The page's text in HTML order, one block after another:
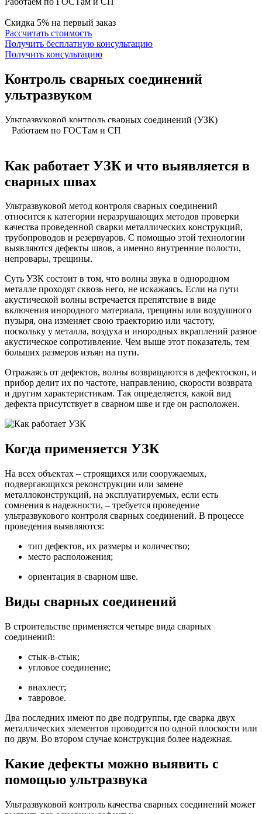
Скидка 5% на первый заказ
Рассчитать стоимость
Получить бесплатную консультацию
Получить консультацию
Контроль сварных соединений
ультразвуком
Ультразвуковой контроль сварных соединений (УЗК)
Работаем по ГОСТам и СП
Как работает УЗК и что выявляется в
сварных швах
Ультразвуковой метод контроля сварных соединений
относится к категории неразрушающих методов проверки
качества проведенной сварки металлических конструкций,
трубопроводов и резервуаров. С помощью этой технологии
выявляются дефекты швов, а именно внутренние полости,
непровары, трещины.
Суть УЗК состоит в том, что волны звука в однородном
металле проходят сквозь него, не искажаясь. Если на пути
акустической волны встречается препятствие в виде
включения инородного материала, трещины или воздушного
пузыря, она изменяет свою траекторию или частоту,
поскольку у металла, воздуха и инородных вкраплений разное
акустическое сопротивление. Чем выше этот показатель, тем
больших размеров изъян на пути.
Отражаясь от дефектов, волны возвращаются в дефектоскоп, и
прибор делит их по частоте, направлению, скорости возврата
и другим характеристикам. Так определяется, какой вид
дефекта присутствует в сварном шве и где он расположен.
Когда применяется УЗК
На всех объектах – строящихся или сооружаемых,
подвергающихся реконструкции или замене
металлоконструкций, на эксплуатируемых, если есть
сомнения в надежности, – требуется проведение
ультразвукового контроля сварных соединений. В процессе
проведения выявляются:
тип дефектов, их размеры и количество;
место расположения;
ориентация в сварном шве.
Виды сварных соединений
В строительстве применяется четыре вида сварных
соединений:
стык-в-стык;
угловое соединение;
внахлест;
тавровое.
Два последних имеют по две подгруппы, где сварка двух
металлических элементов проводится по одной плоскости или
по двум. Во втором случае конструкция более надежная.
Какие дефекты можно выявить с
помощью ультразвука
Ультразвуковой контроль качества сварных соединений может